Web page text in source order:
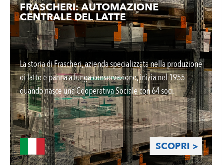
FRASCHERI: AUTOMAZIONE
CENTRALE DEL LATTE
La storia di Frascheri, azienda specializzata nella produzione
di latte e panna a lunga conservazione, inizia nel 1955
quando nasce una Cooperativa Sociale con 64 soci.
SCOPRI >